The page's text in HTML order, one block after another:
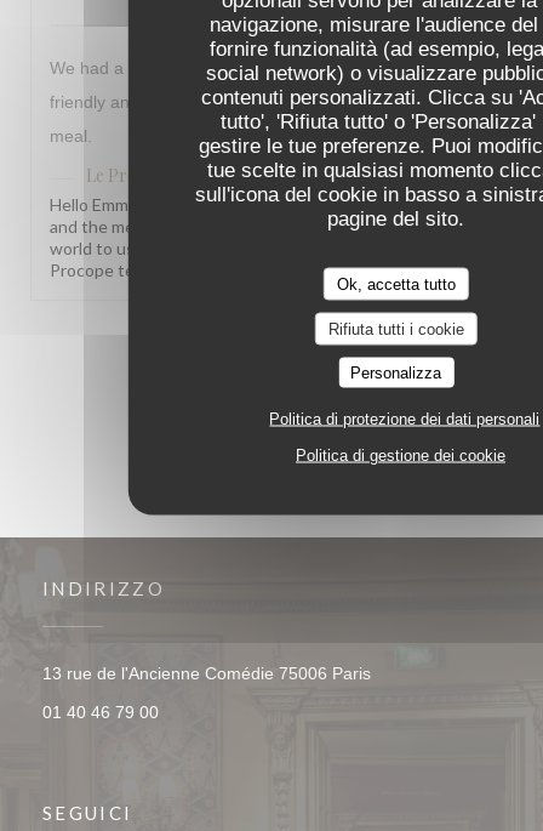
navigazione, misurare l'audience
fornire funzionalità (ad esempio,
social network) o visualizzare
contenuti personalizzati. Clicca su
tutto', 'Rifiuta tutto' o 'Personalizza'
gestire le tue preferenze. Puoi
tue scelte in qualsiasi momento
sull'icona del cookie in basso a
pagine del sito.
Ok, accetta tutto
Rifiuta tutti i cookie
Personalizza
Politica di protezione dei dati personali
Politica di gestione dei cookie
We had a lovely meal at Le Procope everyone was very
friendly and helpful. We liked the menu and enjoyed our
meal.
Le Procope ha risposto a questa recensione
Hello Emma, What a joy to read this! Knowing our team
and the menu left such a warm impression truly means the
world to us. We hope to welcome you back soon! The Le
Procope team
3
INDIRIZZO
13 rue de l'Ancienne Comédie 75006 Paris((apre una nuova
01 40 46 79 00
SEGUICI